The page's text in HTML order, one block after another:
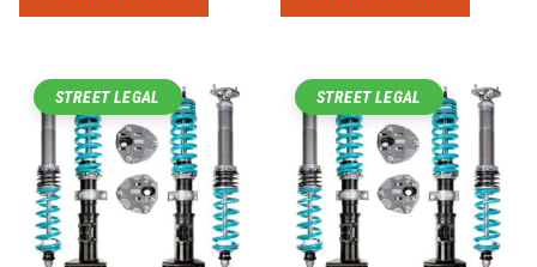
STREET LEGAL STREET LEGAL